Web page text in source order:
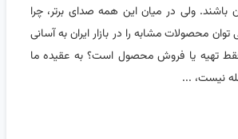
باشند. ولی در میان این همه صدای برتر، چرا
محصولات مشابه را در بازار ایران به آسانی
تهیه یا فروش محصول است؟ به عقیده ما
نیست، ...